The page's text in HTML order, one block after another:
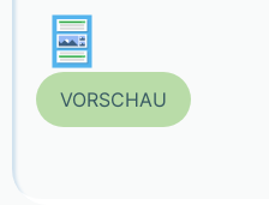
VORSCHAU